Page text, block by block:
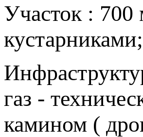
Участок :
кустарниками;
газ -
камином (